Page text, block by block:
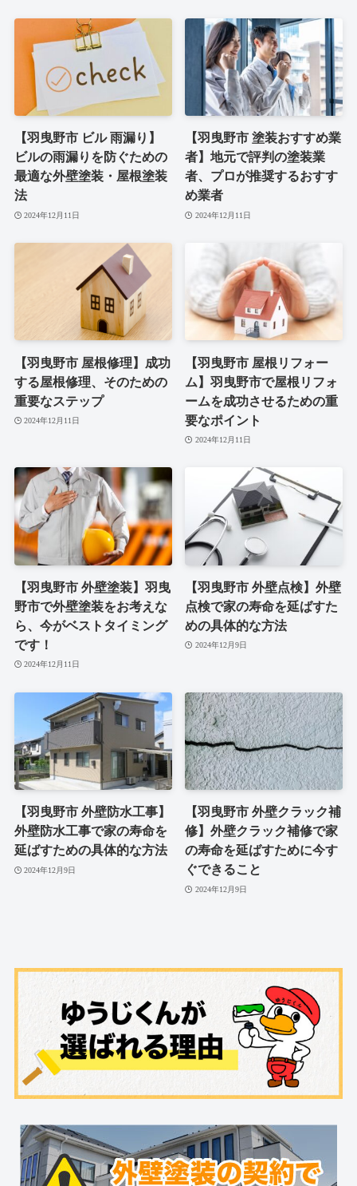
【羽曳野市 ビル 雨漏り】
ビルの雨漏りを防ぐための
最適な外壁塗装・屋根塗装
法
2024年12月11日
【羽曳野市 塗装おすすめ業
者】地元で評判の塗装業
者、プロが推奨するおすす
め業者
2024年12月11日
【羽曳野市 屋根修理】成功
する屋根修理、そのための
重要なステップ
2024年12月11日
【羽曳野市 屋根リフォー
ム】羽曳野市で屋根リフォ
ームを成功させるための重
要なポイント
2024年12月11日
【羽曳野市 外壁塗装】羽曳
野市で外壁塗装をお考えな
ら、今がベストタイミング
です！
2024年12月11日
【羽曳野市 外壁点検】外壁
点検で家の寿命を延ばすた
めの具体的な方法
2024年12月9日
【羽曳野市 外壁防水工事】
外壁防水工事で家の寿命を
延ばすための具体的な方法
2024年12月9日
【羽曳野市 外壁クラック補
修】外壁クラック補修で家
の寿命を延ばすために今す
ぐできること
2024年12月9日